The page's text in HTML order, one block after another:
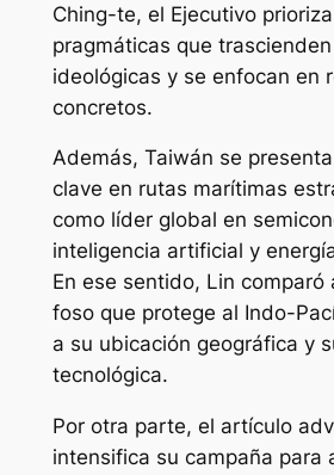
Ching-te, el Ejecutivo
pragmáticas que
ideológicas y se enfocan en
concretos.
Además, Taiwán se
clave en rutas marítimas
como líder global en
inteligencia artificial y
En ese sentido, Lin comparó
foso que protege al Indo-
a su ubicación geográfica y
tecnológica.
Por otra parte, el artículo
intensifica su campaña para